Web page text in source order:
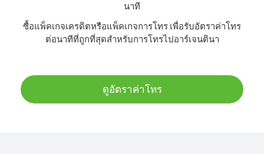
นาที
ซื้อแพ็คเกจเครดิตหรือแพ็คเกจการโทร เพื่อรับอัตราค่าโทร
ต่อนาทีที่ถูกที่สุดสำหรับการโทรไปอาร์เจนตินา
ดูอัตราค่าโทร